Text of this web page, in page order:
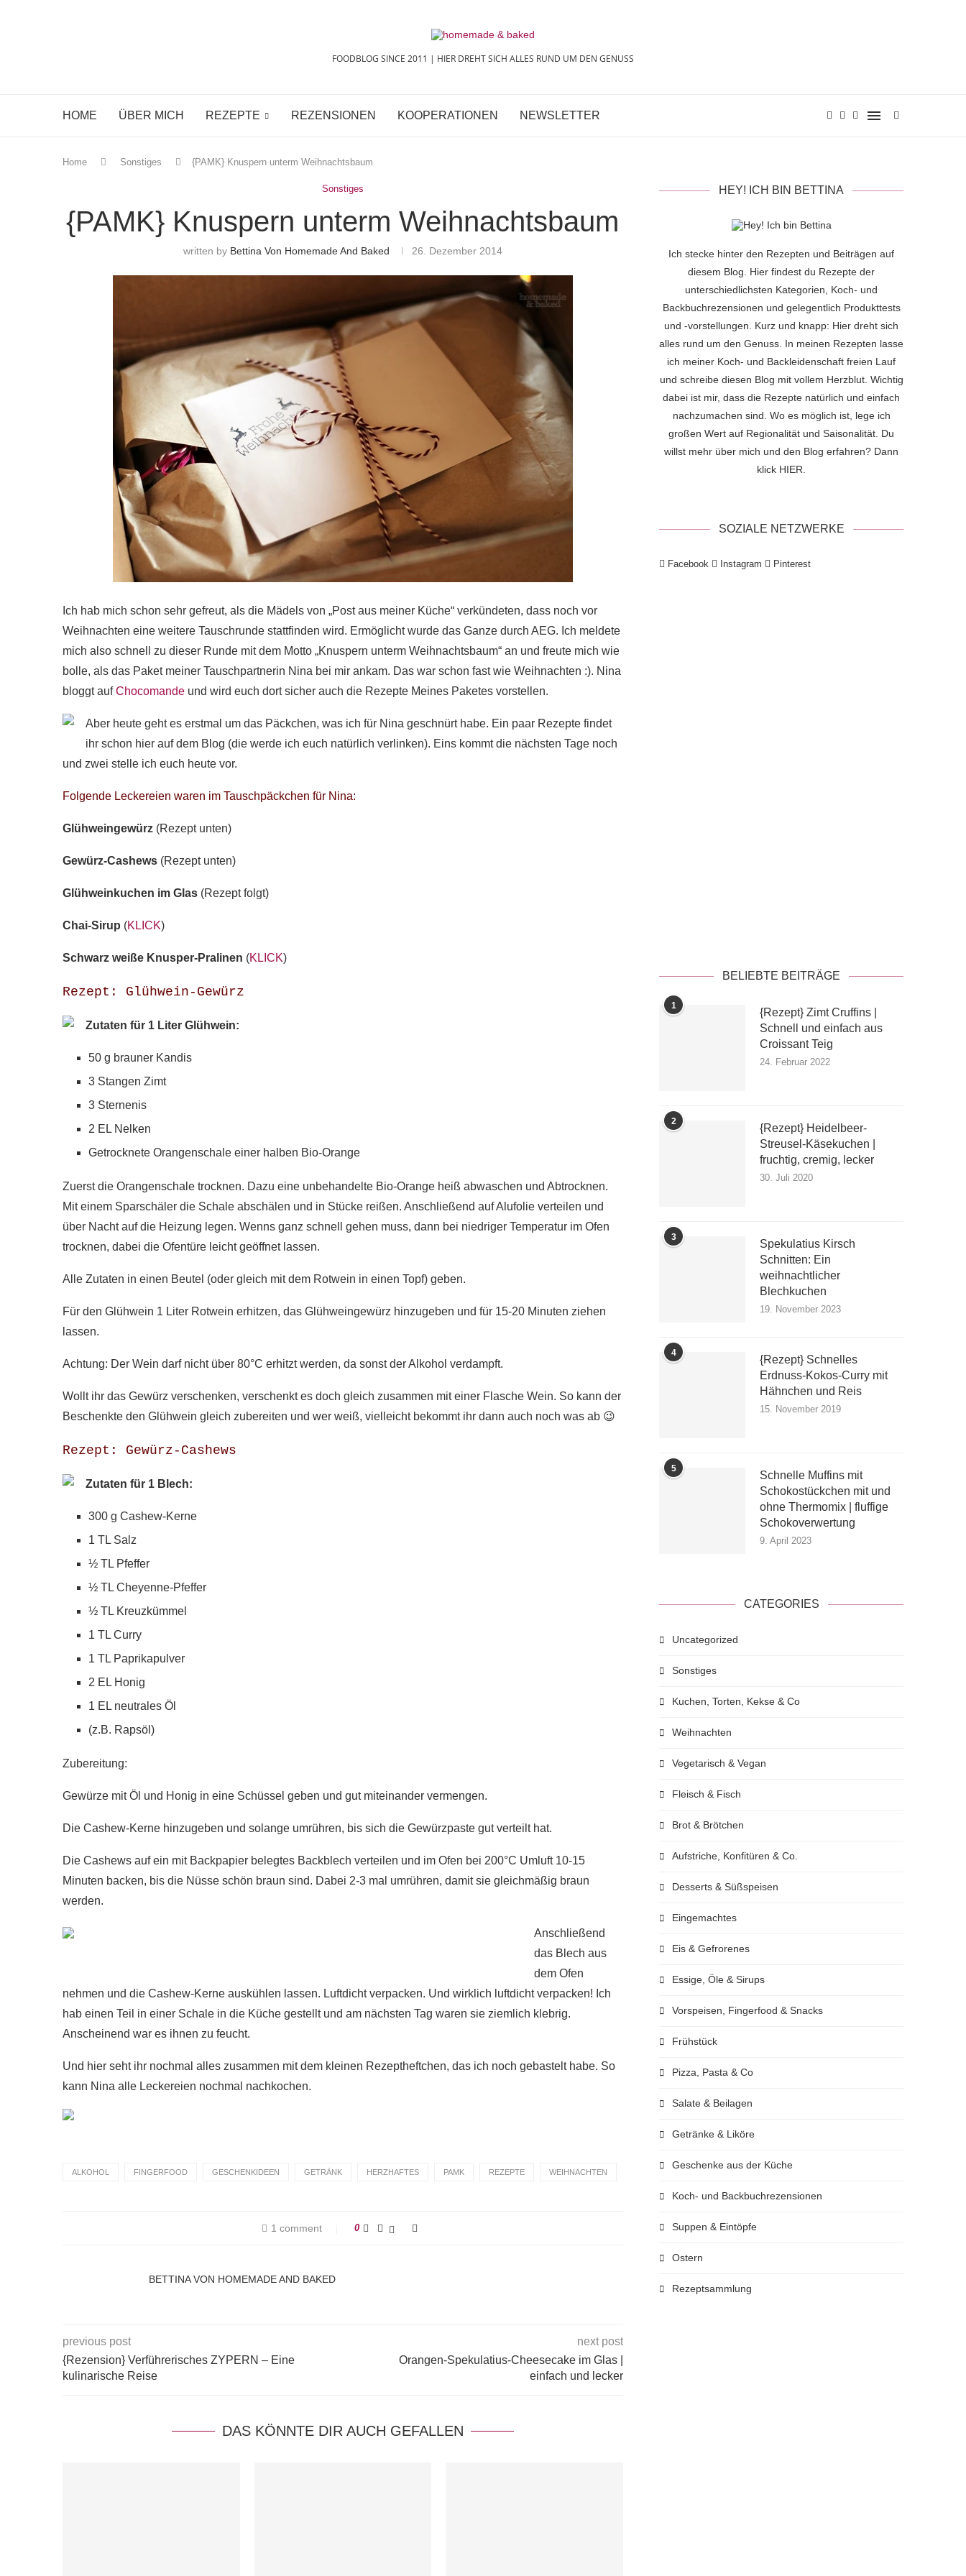
FOODBLOG SINCE 2011 | HIER DREHT SICH ALLES RUND UM DEN GENUSS
HOME ÜBER MICH REZEPTE REZENSIONEN KOOPERATIONEN NEWSLETTER
Home Sonstiges {PAMK} Knuspern unterm Weihnachtsbaum
Sonstiges
{PAMK} Knuspern unterm Weihnachtsbaum
written by Bettina Von Homemade And Baked 26. Dezember 2014
Ich hab mich schon sehr gefreut, als die Mädels von „Post aus meiner Küche“ verkündeten, dass noch vor
Weihnachten eine weitere Tauschrunde stattfinden wird. Ermöglicht wurde das Ganze durch AEG. Ich meldete
mich also schnell zu dieser Runde mit dem Motto „Knuspern unterm Weihnachtsbaum“ an und freute mich wie
bolle, als das Paket meiner Tauschpartnerin Nina bei mir ankam. Das war schon fast wie Weihnachten :). Nina
bloggt aufChocomande und wird euch dort sicher auch die Rezepte Meines Paketes vorstellen.
Aber heute geht es erstmal um das Päckchen, was ich für Nina geschnürt habe. Ein paar Rezepte findet
ihr schon hier auf dem Blog (die werde ich euch natürlich verlinken). Eins kommt die nächsten Tage noch
und zwei stelle ich euch heute vor.
Folgende Leckereien waren im Tauschpäckchen für Nina:
Glühweingewürz (Rezept unten)
Gewürz-Cashews (Rezept unten)
Glühweinkuchen im Glas (Rezept folgt)
Chai-Sirup (KLICK)
Schwarz weiße Knusper-Pralinen (KLICK)
Rezept: Glühwein-Gewürz
Zutaten für 1 Liter Glühwein:
50 g brauner Kandis
3 Stangen Zimt
3 Sternenis
2 EL Nelken
Getrocknete Orangenschale einer halben Bio-Orange
Zuerst die Orangenschale trocknen. Dazu eine unbehandelte Bio-Orange heiß abwaschen und Abtrocknen.
Mit einem Sparschäler die Schale abschälen und in Stücke reißen. Anschließend auf Alufolie verteilen und
über Nacht auf die Heizung legen. Wenns ganz schnell gehen muss, dann bei niedriger Temperatur im Ofen
trocknen, dabei die Ofentüre leicht geöffnet lassen.
Alle Zutaten in einen Beutel (oder gleich mit dem Rotwein in einen Topf) geben.
Für den Glühwein 1 Liter Rotwein erhitzen, das Glühweingewürz hinzugeben und für 15-20 Minuten ziehen
lassen.
Achtung: Der Wein darf nicht über 80°C erhitzt werden, da sonst der Alkohol verdampft.
Wollt ihr das Gewürz verschenken, verschenkt es doch gleich zusammen mit einer Flasche Wein. So kann der
Beschenkte den Glühwein gleich zubereiten und wer weiß, vielleicht bekommt ihr dann auch noch was ab 😉
Rezept: Gewürz-Cashews
Zutaten für 1 Blech:
300 g Cashew-Kerne
1 TL Salz
½ TL Pfeffer
½ TL Cheyenne-Pfeffer
½ TL Kreuzkümmel
1 TL Curry
1 TL Paprikapulver
2 EL Honig
1 EL neutrales Öl
(z.B. Rapsöl)
Zubereitung:
Gewürze mit Öl und Honig in eine Schüssel geben und gut miteinander vermengen.
Die Cashew-Kerne hinzugeben und solange umrühren, bis sich die Gewürzpaste gut verteilt hat.
Die Cashews auf ein mit Backpapier belegtes Backblech verteilen und im Ofen bei 200°C Umluft 10-15
Minuten backen, bis die Nüsse schön braun sind. Dabei 2-3 mal umrühren, damit sie gleichmäßig braun
werden.
Anschließend
das Blech aus
dem Ofen
nehmen und die Cashew-Kerne auskühlen lassen. Luftdicht verpacken. Und wirklich luftdicht verpacken! Ich
hab einen Teil in einer Schale in die Küche gestellt und am nächsten Tag waren sie ziemlich klebrig.
Anscheinend war es ihnen zu feucht.
Und hier seht ihr nochmal alles zusammen mit dem kleinen Rezeptheftchen, das ich noch gebastelt habe. So
kann Nina alle Leckereien nochmal nachkochen.
ALKOHOL FINGERFOOD GESCHENKIDEEN GETRÄNK HERZHAFTES PAMK REZEPTE WEIHNACHTEN
1 comment 0
BETTINA VON HOMEMADE AND BAKED
previous post
{Rezension} Verführerisches ZYPERN – Eine
kulinarische Reise
next post
Orangen-Spekulatius-Cheesecake im Glas |
einfach und lecker
DAS KÖNNTE DIR AUCH GEFALLEN
HEY! ICH BIN BETTINA
Ich stecke hinter den Rezepten und Beiträgen auf
diesem Blog. Hier findest du Rezepte der
unterschiedlichsten Kategorien, Koch- und
Backbuchrezensionen und gelegentlich Produkttests
und -vorstellungen. Kurz und knapp: Hier dreht sich
alles rund um den Genuss. In meinen Rezepten lasse
ich meiner Koch- und Backleidenschaft freien Lauf
und schreibe diesen Blog mit vollem Herzblut. Wichtig
dabei ist mir, dass die Rezepte natürlich und einfach
nachzumachen sind. Wo es möglich ist, lege ich
großen Wert auf Regionalität und Saisonalität. Du
willst mehr über mich und den Blog erfahren? Dann
klick HIER
SOZIALE NETZWERKE
Facebook Instagram Pinterest
BELIEBTE BEITRÄGE
1
{Rezept} Zimt Cruffins |
Schnell und einfach aus
Croissant Teig
24. Februar 2022
2
{Rezept} Heidelbeer-
Streusel-Käsekuchen |
fruchtig, cremig, lecker
30. Juli 2020
3
Spekulatius Kirsch
Schnitten: Ein
weihnachtlicher
Blechkuchen
19. November 2023
4
{Rezept} Schnelles
Erdnuss-Kokos-Curry mit
Hähnchen und Reis
15. November 2019
5
Schnelle Muffins mit
Schokostückchen mit und
ohne Thermomix | fluffige
Schokoverwertung
9. April 2023
CATEGORIES
Uncategorized
Sonstiges
Kuchen, Torten, Kekse & Co
Weihnachten
Vegetarisch & Vegan
Fleisch & Fisch
Brot & Brötchen
Aufstriche, Konfitüren & Co.
Desserts & Süßspeisen
Eingemachtes
Eis & Gefrorenes
Essige, Öle & Sirups
Vorspeisen, Fingerfood & Snacks
Frühstück
Pizza, Pasta & Co
Salate & Beilagen
Getränke & Liköre
Geschenke aus der Küche
Koch- und Backbuchrezensionen
Suppen & Eintöpfe
Ostern
Rezeptsammlung